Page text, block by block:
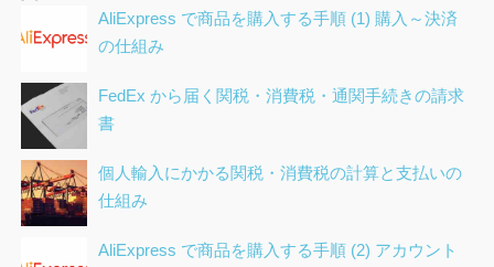
AliExpress で商品を購入する手順 (1) 購入～決済
の仕組み
FedEx から届く関税・消費税・通関手続きの請求
書
個人輸入にかかる関税・消費税の計算と支払いの
仕組み
AliExpress で商品を購入する手順 (2) アカウント